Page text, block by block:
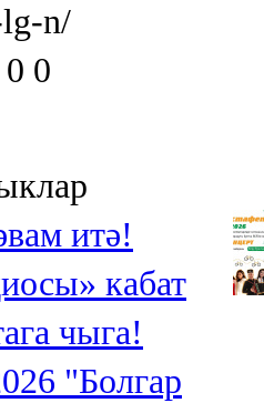
n/
0 0
итә!
кабат
чыга!
"Болгар